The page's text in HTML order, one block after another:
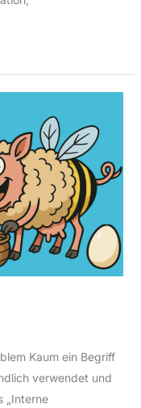
Kaum ein Begriff
verwendet und
„Interne